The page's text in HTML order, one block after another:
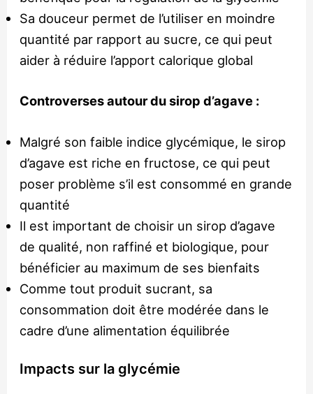
Sa douceur permet de l’utiliser en moindre
quantité par rapport au sucre, ce qui peut
aider à réduire l’apport calorique global
Controverses autour du sirop d’agave :
Malgré son faible indice glycémique, le sirop
d’agave est riche en fructose, ce qui peut
poser problème s’il est consommé en grande
quantité
Il est important de choisir un sirop d’agave
de qualité, non raffiné et biologique, pour
bénéficier au maximum de ses bienfaits
Comme tout produit sucrant, sa
consommation doit être modérée dans le
cadre d’une alimentation équilibrée
Impacts sur la glycémie